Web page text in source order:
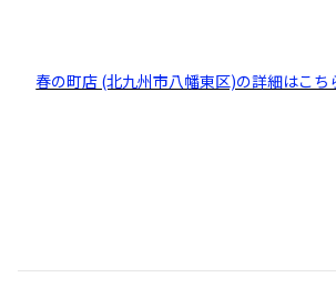
春の町店 (北九州市八幡東区)の詳細はこち